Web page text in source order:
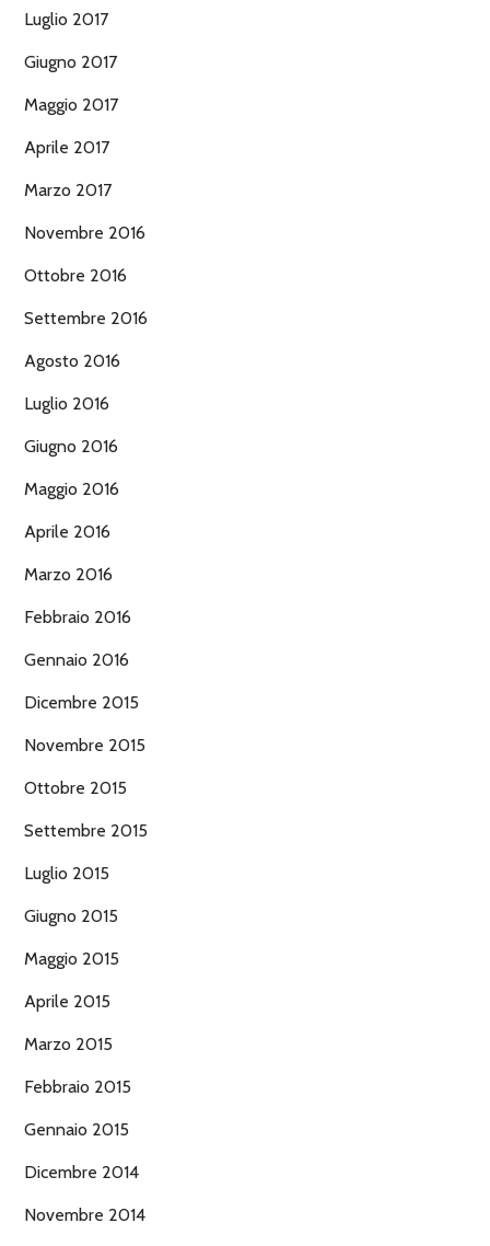
Luglio 2017
Giugno 2017
Maggio 2017
Aprile 2017
Marzo 2017
Novembre 2016
Ottobre 2016
Settembre 2016
Agosto 2016
Luglio 2016
Giugno 2016
Maggio 2016
Aprile 2016
Marzo 2016
Febbraio 2016
Gennaio 2016
Dicembre 2015
Novembre 2015
Ottobre 2015
Settembre 2015
Luglio 2015
Giugno 2015
Maggio 2015
Aprile 2015
Marzo 2015
Febbraio 2015
Gennaio 2015
Dicembre 2014
Novembre 2014